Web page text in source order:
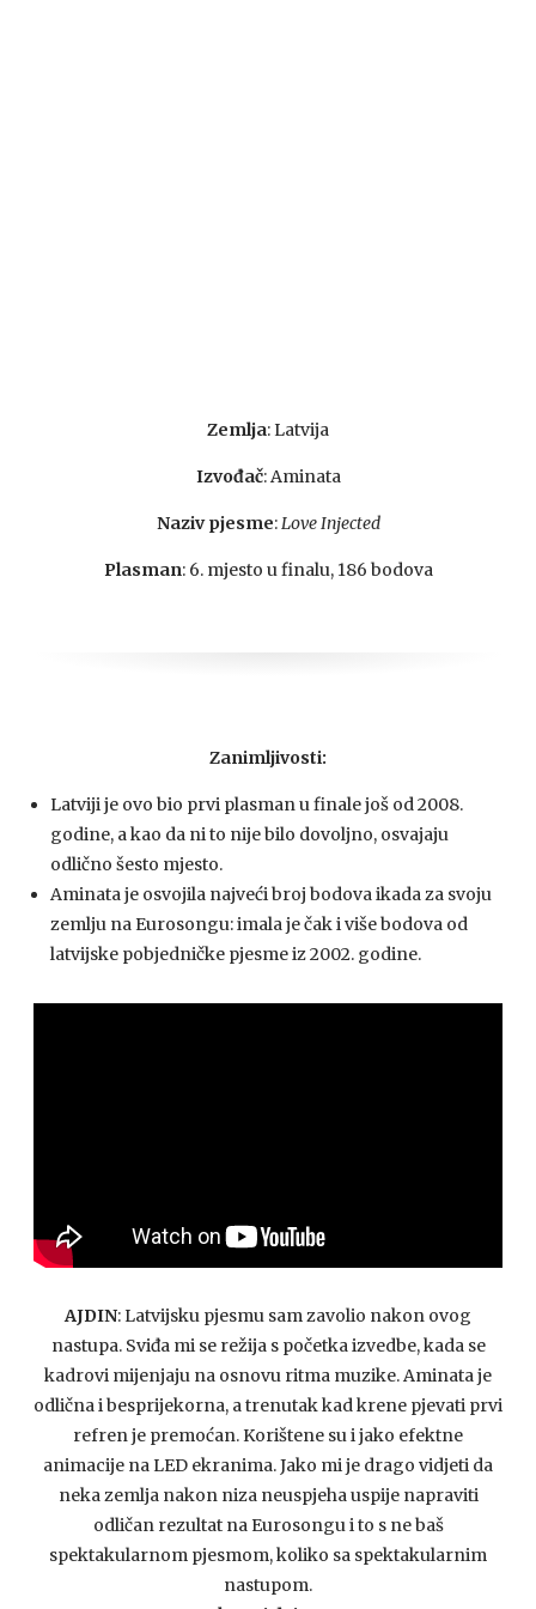
Zemlja: Latvija
Izvođač: Aminata
Naziv pjesme:Love Injected
Plasman: 6. mjesto u finalu, 186 bodova
Zanimljivosti:
Latviji je ovo bio prvi plasman u finale još od 2008.
godine, a kao da ni to nije bilo dovoljno, osvajaju
odlično šesto mjesto.
Aminata je osvojila najveći broj bodova ikada za svoju
zemlju na Eurosongu: imala je čak i više bodova od
latvijske pobjedničke pjesme iz 2002. godine.
AJDIN: Latvijsku pjesmu sam zavolio nakon ovog
nastupa. Sviđa mi se režija s početka izvedbe, kada se
kadrovi mijenjaju na osnovu ritma muzike. Aminata je
odlična i besprijekorna, a trenutak kad krene pjevati prvi
refren je premoćan. Korištene su i jako efektne
animacije na LED ekranima. Jako mi je drago vidjeti da
neka zemlja nakon niza neuspjeha uspije napraviti
odličan rezultat na Eurosongu i to s ne baš
spektakularnom pjesmom, koliko sa spektakularnim
nastupom.